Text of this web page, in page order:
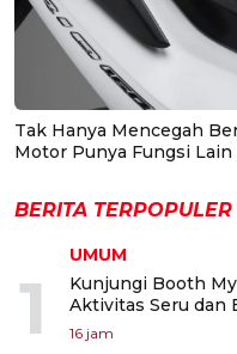
Tak Hanya Mencegah
Motor Punya Fungsi
BERITA TERPOPULER
1
UMUM
Kunjungi Booth
Aktivitas Seru dan
16 jam